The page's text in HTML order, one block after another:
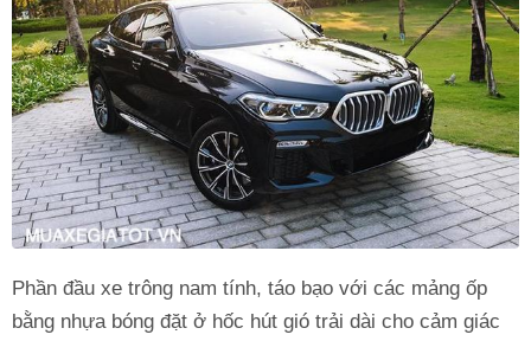
Phần đầu xe trông nam tính, táo bạo với các mảng ốp
bằng nhựa bóng đặt ở hốc hút gió trải dài cho cảm giác